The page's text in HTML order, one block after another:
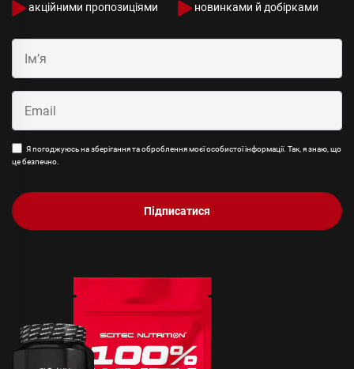
акційними пропозиціями новинками й добірками
Я погоджуюсь на зберігання та оброблення моєї особистої інформації. Так, я знаю, що
це безпечно.
Підписатися